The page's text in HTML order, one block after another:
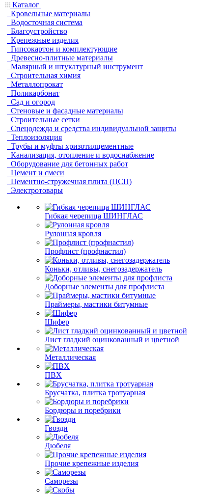
Каталог
Кровельные материалы
Водосточная система
Благоустройство
Крепежные изделия
Гипсокартон и комплектующие
Древесно-плитные материалы
Малярный и штукатурный инструмент
Строительная химия
Металлопрокат
Поликарбонат
Сад и огород
Стеновые и фасадные материалы
Строительные сетки
Спецодежда и средства индивидуальной защиты
Теплоизоляция
Трубы и муфты хризотилцементные
Канализация, отопление и водоснабжение
Оборудование для бетонных работ
Цемент и смеси
Цементно-стружечная плита (ЦСП)
Электротовары
Гибкая черепица ШИНГЛАС
Рулонная кровля
Профлист (профнастил)
Коньки, отливы, снегозадержатель
Доборные элементы для профлиста
Праймеры, мастики битумные
Шифер
Лист гладкий оцинкованный и цветной
Металлическая
ПВХ
Брусчатка, плитка тротуарная
Бордюры и поребрики
Гвозди
Дюбеля
Прочие крепежные изделия
Саморезы